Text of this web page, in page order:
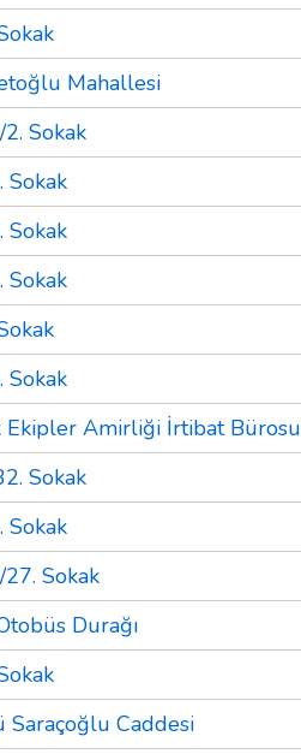
Mahallesi
Sokak
Sokak
Sokak
Sokak
Sokak
Ekipler Amirliği İrtibat Bürosu
Sokak
Sokak
Sokak
Durağı
Saraçoğlu Caddesi